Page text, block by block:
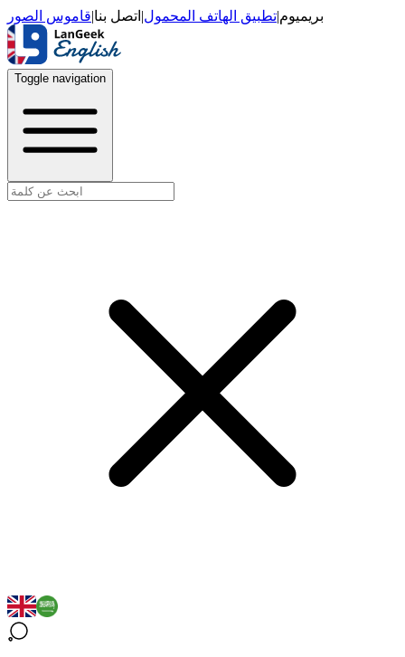
بريميوم|تطبيق الهاتف المحمول| اتصل بنا|قاموس الصور
Toggle navigation